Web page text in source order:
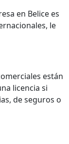
en Belice es
le
están
licencia si
de seguros o